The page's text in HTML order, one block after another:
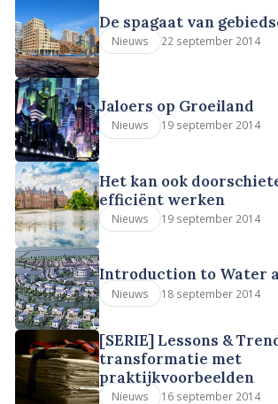
De spagaat van
Nieuws 22 september 2014
Jaloers op Groeiland
Nieuws 19 september 2014
Het kan ook
efficiënt werken
Nieuws 19 september 2014
Introduction to Water
Nieuws 18 september 2014
[SERIE] Lessons &
transformatie met
praktijkvoorbeelden
Nieuws 16 september 2014